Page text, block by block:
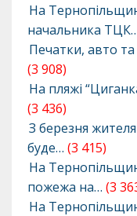
На
начальника
Печатки, авто та
(3 908)
На пляжі
(3 436)
З березня
буде… (3 415)
На
пожежа на… (3
На